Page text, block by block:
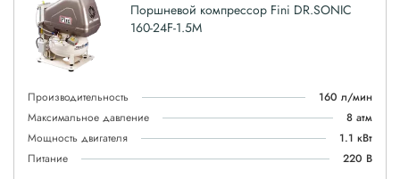
Поршневой компрессор Fini DR.SONIC
160-24F-1.5M
Производительность
160 л/мин
Максимальное давление
8 атм
Мощность двигателя
1.1 кВт
Питание
220 В